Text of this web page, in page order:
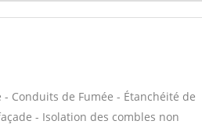
Conduits de Fumée - Étanchéité de
- Isolation des combles non